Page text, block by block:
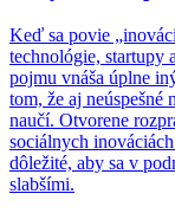
Keď sa povie
technológie, startupy
pojmu vnáša úplne
tom, že aj neúspešné
naučí. Otvorene
sociálnych
dôležité, aby sa v
slabšími.